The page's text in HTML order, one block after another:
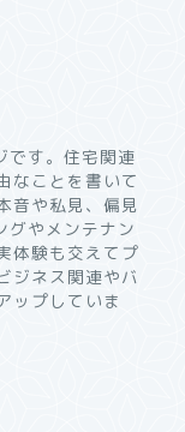
です。住宅関連
なことを書いて
音や私見、偏見
やメンテナン
体験も交えてプ
ジネス関連やバ
ップしていま